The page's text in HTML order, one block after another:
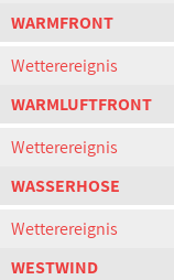
WARMFRONT
Wetterereignis
WARMLUFTFRONT
Wetterereignis
WASSERHOSE
Wetterereignis
WESTWIND